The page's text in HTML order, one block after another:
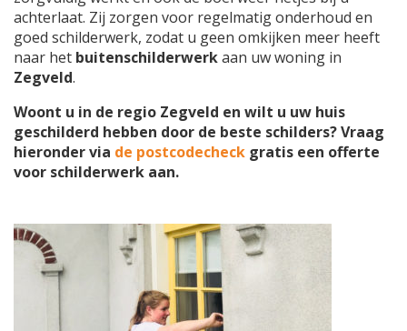
achterlaat. Zij zorgen voor regelmatig onderhoud en
goed schilderwerk, zodat u geen omkijken meer heeft
naar het buitenschilderwerkaan uw woning in
Zegveld.
Woont u in de regio Zegveld en wilt u uw huis
geschilderd hebben door de beste schilders? Vraag
hieronder via de postcodecheck gratis een offerte
voor schilderwerk aan.